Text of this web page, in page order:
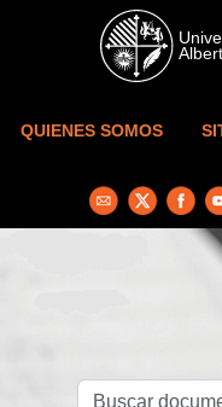
Skip to main content
QUIENES SOMOS